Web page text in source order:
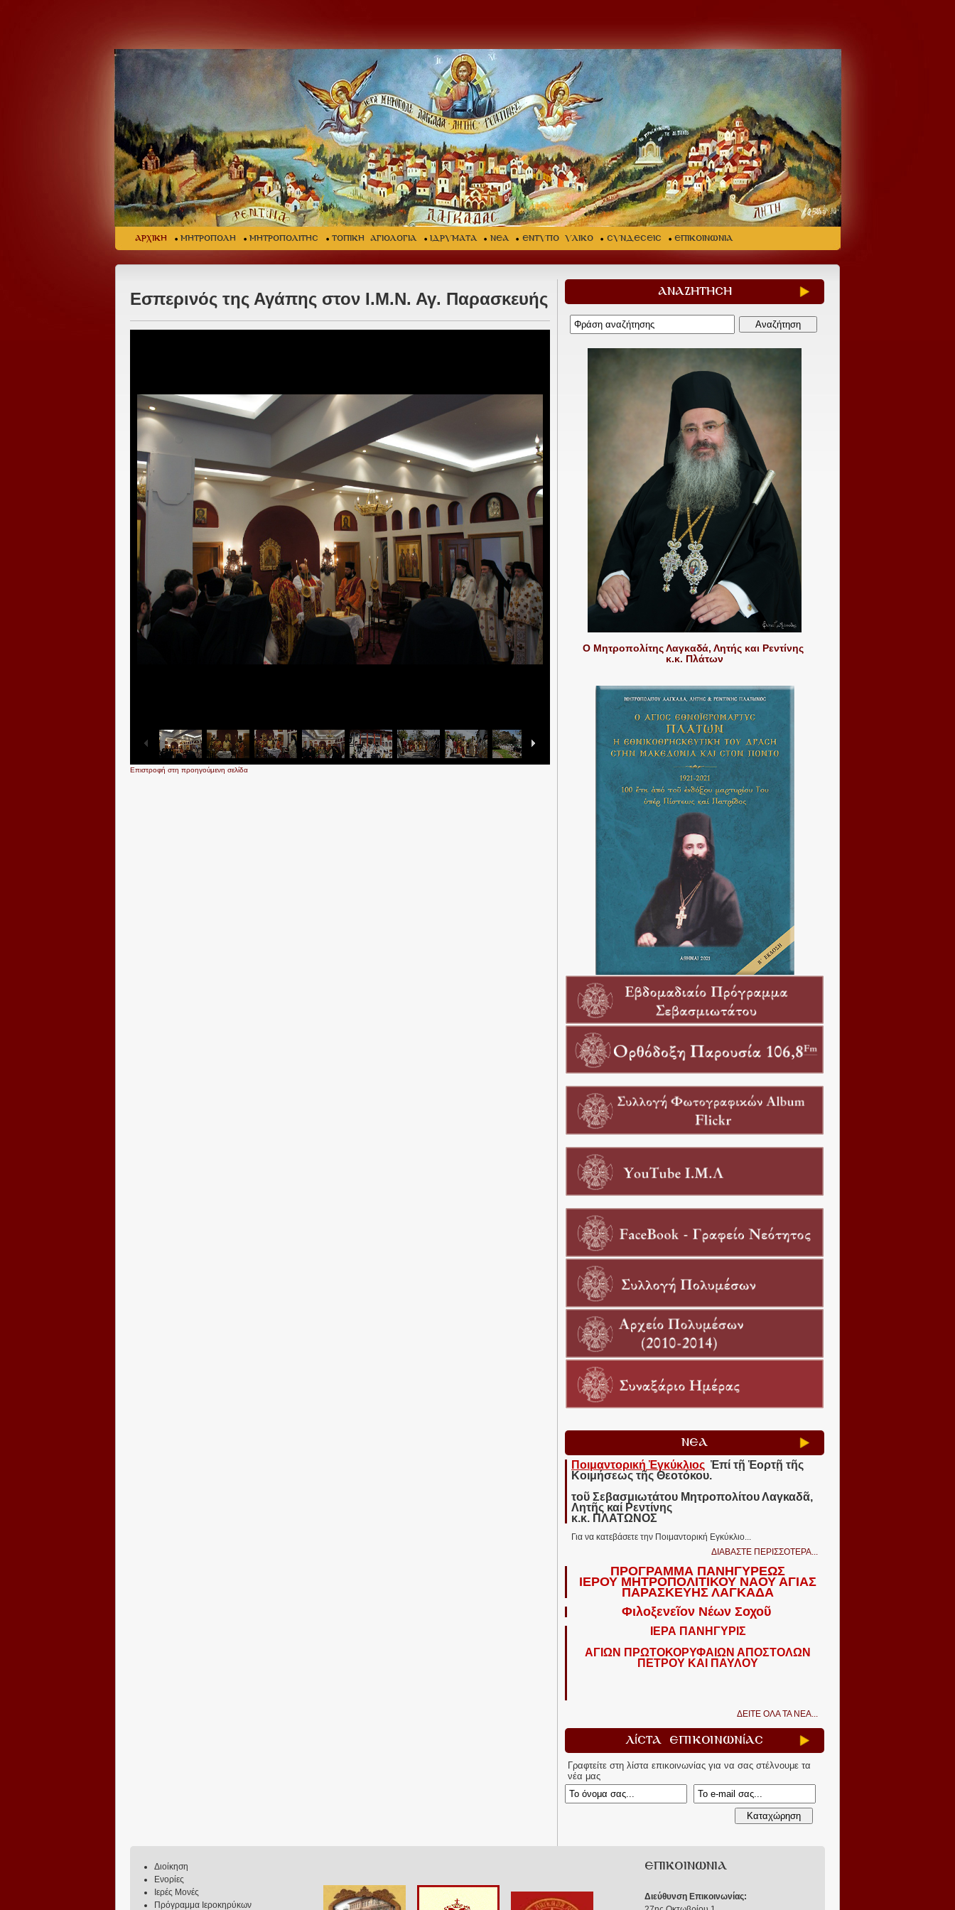
ΑΡΧΙΚΗ ΜΗΤΡΟΠΟΛΗ ΜΗΤΡΟΠΟΛΙΤΗΣ ΤΟΠΙΚΗ ΑΓΙΟΛΟΓΙΑ ΙΔΡΥΜΑΤΑ ΝΕΑ ΕΝΤΥΠΟ ΥΛΙΚΟ ΣΥΝΔΕΣΕΙΣ ΕΠΙΚΟΙΝΩΝΙΑ
Εσπερινός της Αγάπης στον Ι.Μ.Ν. Αγ. Παρασκευής
Επιστροφή στη προηγούμενη σελίδα
ΑΝΑΖΗΤΗΣΗ
Ο Μητροπολίτης Λαγκαδά, Λητής και Ρεντίνης
κ.κ. Πλάτων
ΝΕΑ
Ποιμαντορική Ἐγκύκλιος Ἐπί τῇ Ἑορτῇ τῆς
Κοιμήσεως τῆς Θεοτόκου.
τοῦ Σεβασμιωτάτου Μητροπολίτου Λαγκαδᾶ,
Λητῆς καί Ρεντίνης
κ.κ. ΠΛΑΤΩΝΟΣ
Για να κατεβάσετε την Ποιμαντορική Εγκύκλιο...
ΔΙΑΒΑΣΤΕ ΠΕΡΙΣΣΟΤΕΡΑ...
ΠΡΟΓΡΑΜΜΑ ΠΑΝΗΓΥΡΕΩΣ
ΙΕΡΟΥ ΜΗΤΡΟΠΟΛΙΤΙΚΟΥ ΝΑΟΥ ΑΓΙΑΣ
ΠΑΡΑΣΚΕΥΗΣ ΛΑΓΚΑΔΑ
Φιλοξενεῖον Νέων Σοχοῦ
ΙΕΡΑ ΠΑΝΗΓΥΡΙΣ
ΑΓΙΩΝ ΠΡΩΤΟΚΟΡΥΦΑΙΩΝ ΑΠΟΣΤΟΛΩΝ
ΠΕΤΡΟΥ ΚΑΙ ΠΑΥΛΟΥ
ΔΕΙΤΕ ΟΛΑ ΤΑ ΝΕΑ...
Λίστα Επικοινωνίας
Γραφτείτε στη λίστα επικοινωνίας για να σας στέλνουμε τα
νέα μας
Διοίκηση
Ενορίες
Ιερές Μονές
Πρόγραμμα Ιεροκηρύκων
ΕΠΙΚΟΙΝΩΝΙΑ
Διεύθυνση Επικοινωνίας: